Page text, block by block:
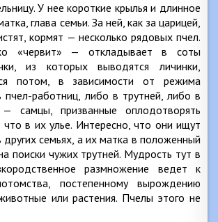
У нее короткие крылья и длинное
глава семьи. За ней, как за царицей,
кормят — несколько рядовых пчел.
«червит» — откладывает в соты
из которых выводятся личинки,
потом, в зависимости от режима
пчел-работниц, либо в трутней, либо в
самцы, призванные оплодотворять
что в их улье. Интересно, что они ищут
других семьях, а их матка в положенный
поиски чужих трутней. Мудрость тут в
размножение ведет к
постепенному вырождению
или растения. Пчелы этого не